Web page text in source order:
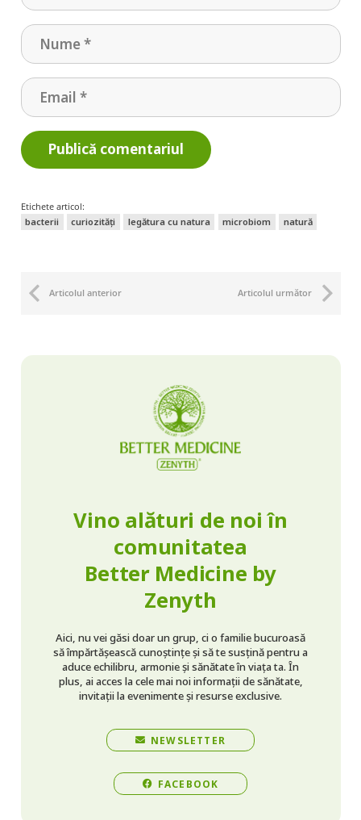
Publică comentariul
Etichete articol:
bacterii
curiozități legătura cu natura microbiom natură
Articolul anterior Articolul următor
Vino alături de noi în
comunitatea
Better Medicine by
Zenyth
Aici, nu vei găsi doar un grup, ci o familie bucuroasă
să împărtășească cunoștințe și să te susțină pentru a
aduce echilibru, armonie și sănătate în viața ta. În
plus, ai acces la cele mai noi informații de sănătate,
invitații la evenimente și resurse exclusive.
NEWSLETTER
FACEBOOK